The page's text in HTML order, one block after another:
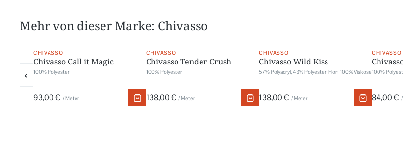
Mehr von dieser Marke: Chivasso
‹
CHIVASSO
Chivasso Call it Magic
100% Polyester
93,00 € / Meter
CHIVASSO
Chivasso Tender Crush
100% Polyester
138,00 € / Meter
CHIVASSO
Chivasso Wild Kiss
57% Polyacryl, 43% Polyester, Flor: 100% Viskose
138,00 € / Meter
CHIVASSO
100%
84,00 €